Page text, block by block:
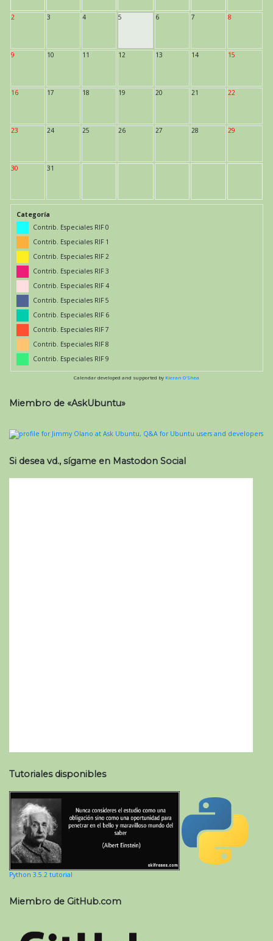
2 3 4 5 6 7 8
9 10 11 12 13 14 15
16 17 18 19 20 21 22
23 24 25 26 27 28 29
30 31
Categoría
Contrib. Especiales RIF 0
Contrib. Especiales RIF 1
Contrib. Especiales RIF 2
Contrib. Especiales RIF 3
Contrib. Especiales RIF 4
Contrib. Especiales RIF 5
Contrib. Especiales RIF 6
Contrib. Especiales RIF 7
Contrib. Especiales RIF 8
Contrib. Especiales RIF 9
Calendar developed and supported by Kieran O'Shea
Miembro de «AskUbuntu»
Si desea vd., sígame en Mastodon Social
Tutoriales disponibles
Python 3.5.2 tutorial
Miembro de GitHub.com